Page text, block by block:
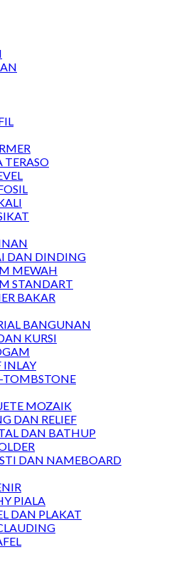
TERASO
DAN DINDING
MEWAH
STANDART
BAKAR
BANGUNAN
KURSI
INLAY
TOMBSTONE
MOZAIK
DAN RELIEF
DAN BATHUP
DAN NAMEBOARD
PIALA
DAN PLAKAT